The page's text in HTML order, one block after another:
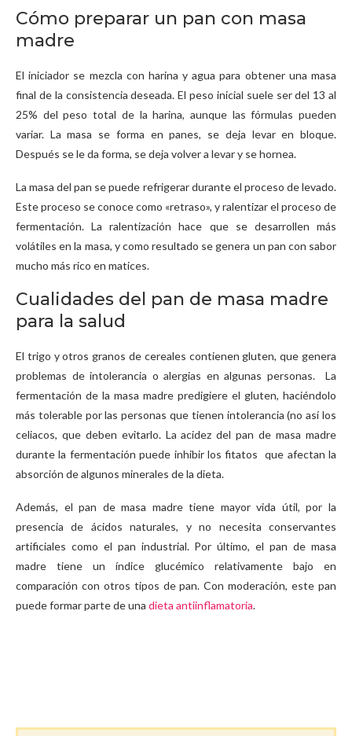
Cómo preparar un pan con masa
madre
El iniciador se mezcla con harina y agua para obtener una masa
final de la consistencia deseada. El peso inicial suele ser del 13 al
25% del peso total de la harina, aunque las fórmulas pueden
variar. La masa se forma en panes, se deja levar en bloque.
Después se le da forma, se deja volver a levar y se hornea.
La masa del pan se puede refrigerar durante el proceso de levado.
Este proceso se conoce como «retraso», y ralentizar el proceso de
fermentación. La ralentización hace que se desarrollen más
volátiles en la masa, y como resultado se genera un pan con sabor
mucho más rico en matices.
Cualidades del pan de masa madre
para la salud
El trigo y otros granos de cereales contienen gluten, que genera
problemas de intolerancia o alergias en algunas personas. La
fermentación de la masa madre predigiere el gluten, haciéndolo
más tolerable por las personas que tienen intolerancia (no así los
celiacos, que deben evitarlo. La acidez del pan de masa madre
durante la fermentación puede inhibir los fitatos que afectan la
absorción de algunos minerales de la dieta.
Además, el pan de masa madre tiene mayor vida útil, por la
presencia de ácidos naturales, y no necesita conservantes
artificiales como el pan industrial. Por último, el pan de masa
madre tiene un índice glucémico relativamente bajo en
comparación con otros tipos de pan. Con moderación, este pan
puede formar parte de una dieta antiinflamatoria.